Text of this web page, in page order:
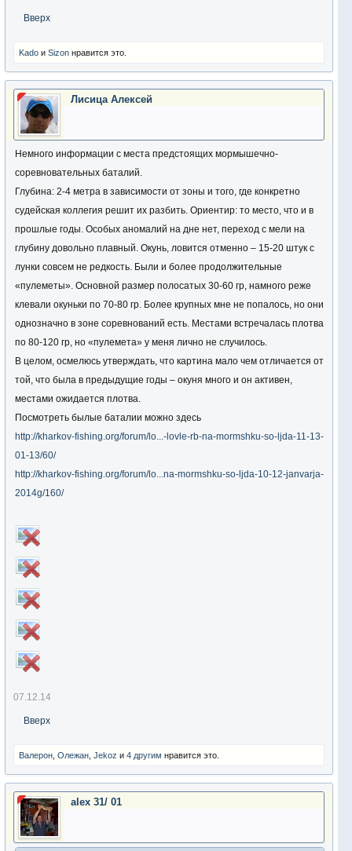
Вверх
Kado и Sizon нравится это.
Лисица Алексей
Немного информации с места предстоящих мормышечно-
соревновательных баталий.
Глубина: 2-4 метра в зависимости от зоны и того, где конкретно
судейская коллегия решит их разбить. Ориентир: то место, что и в
прошлые годы. Особых аномалий на дне нет, переход с мели на
глубину довольно плавный. Окунь, ловится отменно – 15-20 штук с
лунки совсем не редкость. Были и более продолжительные
«пулеметы». Основной размер полосатых 30-60 гр, намного реже
клевали окуньки по 70-80 гр. Более крупных мне не попалось, но они
однозначно в зоне соревнований есть. Местами встречалась плотва
по 80-120 гр, но «пулемета» у меня лично не случилось.
В целом, осмелюсь утверждать, что картина мало чем отличается от
той, что была в предыдущие годы – окуня много и он активен,
местами ожидается плотва.
Посмотреть былые баталии можно здесь
http://kharkov-fishing.org/forum/lo...-lovle-rb-na-mormshku-so-ljda-11-13-
01-13/60/
http://kharkov-fishing.org/forum/lo...na-mormshku-so-ljda-10-12-janvarja-
2014g/160/
07.12.14
Вверх
Валерон Олежан Jekoz и 4 другим нравится это.
alex 31/ 01